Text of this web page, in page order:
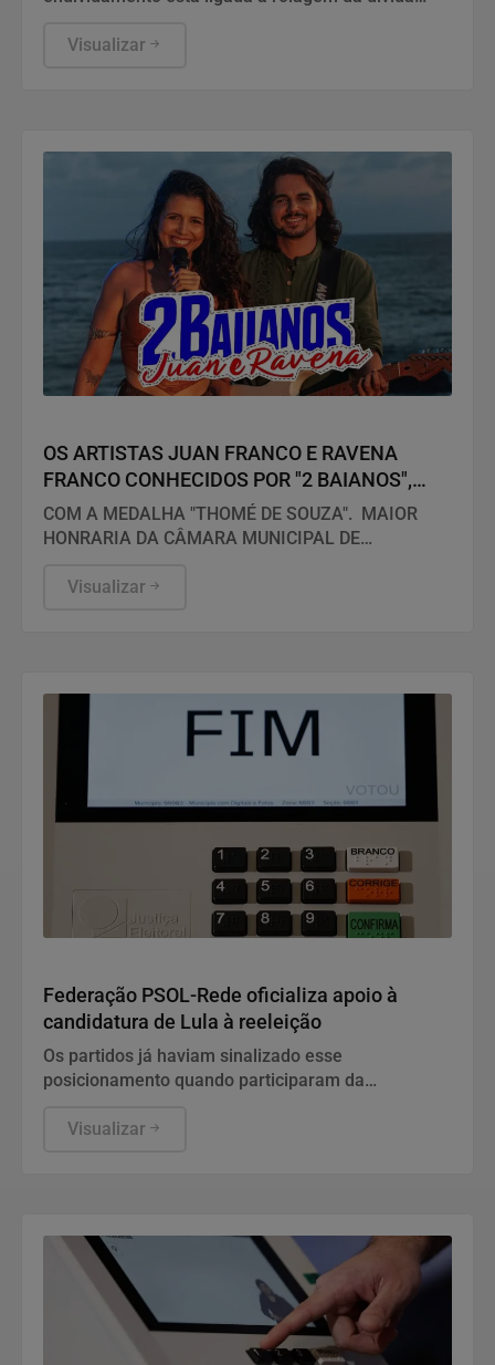
Visualizar
OS ARTISTAS JUAN FRANCO E RAVENA
FRANCO CONHECIDOS POR "2 BAIANOS",
SERÃO HOMENAGEADOS NO PRÓXIMO DIA
14 DE AGOSTO DE 2026
COM A MEDALHA "THOMÉ DE SOUZA". MAIOR
HONRARIA DA CÂMARA MUNICIPAL DE
Visualizar
Federação PSOL-Rede oficializa apoio à
candidatura de Lula à reeleição
Os partidos já haviam sinalizado esse
posicionamento quando participaram da
Visualizar